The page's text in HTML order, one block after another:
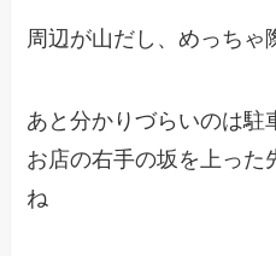
周辺が山だし、めっちゃ
あと分かりづらいのは駐
お店の右手の坂を上った
ね